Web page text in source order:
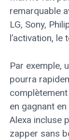
remarquable
LG, Sony,
l’activation,
Par exemple,
pourra
en gagnant
Alexa incluse
zapper sans